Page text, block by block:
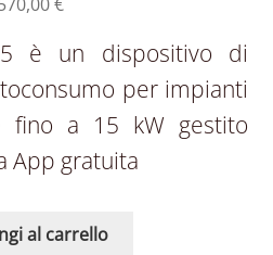
è un dispositivo di
per impianti
fino a 15 kW gestito
App gratuita
al carrello